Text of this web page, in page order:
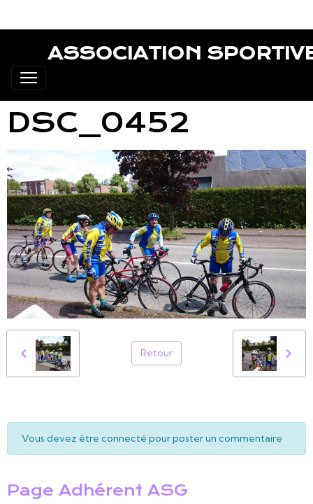
ASSOCIATION
DSC_0452
Retour
Vous devez être connecté pour poster un commentaire
Page Adhérent ASG